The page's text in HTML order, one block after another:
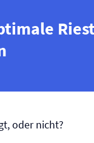
oder nicht?